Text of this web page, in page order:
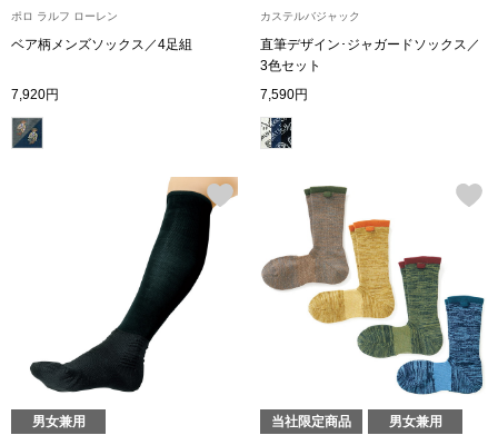
ランド
すべて見る
ール／酒
RUGLOG
アウター
ジャケット
コート
ポロ ラルフ ローレン
ベア柄メンズソックス／4足組
7,920円
カステルバジャック
直筆デザイン･ジャガードソックス／
3色セット
7,590円
男女兼用 当社限定商品 男女兼用